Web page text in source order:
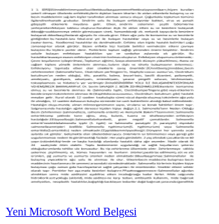
Yeni Microsoft Word Belgesi